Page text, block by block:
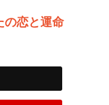
の恋と運命